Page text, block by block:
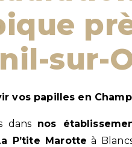
sur-
vos papilles en
dans nos
P’tite Marotte à